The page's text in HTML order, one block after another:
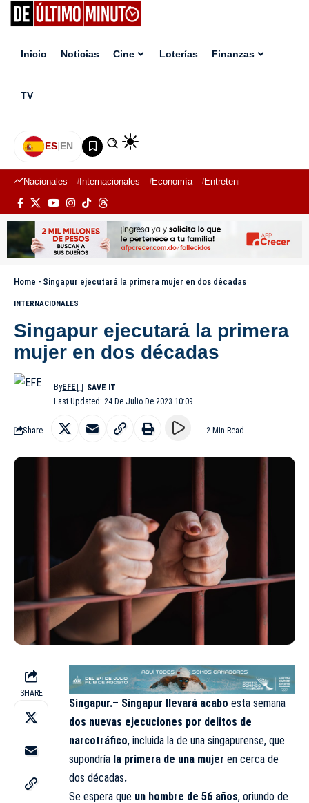
Inicio Noticias Cine Loterías Finanzas
TV
ES|EN
Nacionales Internacionales Economía Entretenimiento
Home - Singapur ejecutará la primera mujer en dos décadas
INTERNACIONALES
Singapur ejecutará la primera
mujer en dos décadas
Last Updated: 24 De Julio De 2023 10:09
ByEFE
Share 2 Min Read
SHARE
Singapur.– Singapur llevará acabo esta semana
dos nuevas ejecuciones por delitos de
narcotráfico, incluida la de una singapurense, que
supondría la primera de una mujer en cerca de
dos décadas.
Se espera que un hombre de 56 años, oriundo de